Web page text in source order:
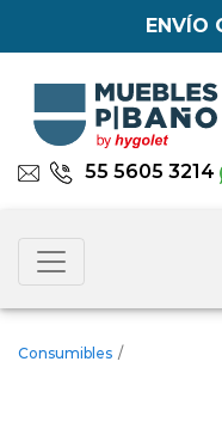
ENVÍO
55 5605 3214
Consumibles /